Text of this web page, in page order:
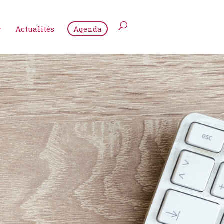
Actualités Agenda